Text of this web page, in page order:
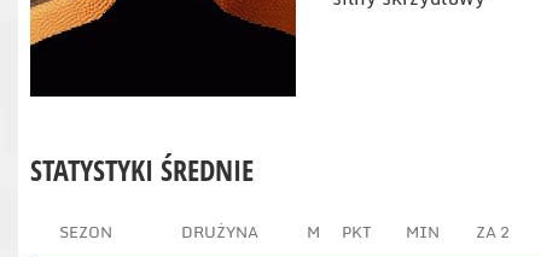
STATYSTYKI ŚREDNIE
SEZON DRUŻYNA M PKT MIN ZA 2